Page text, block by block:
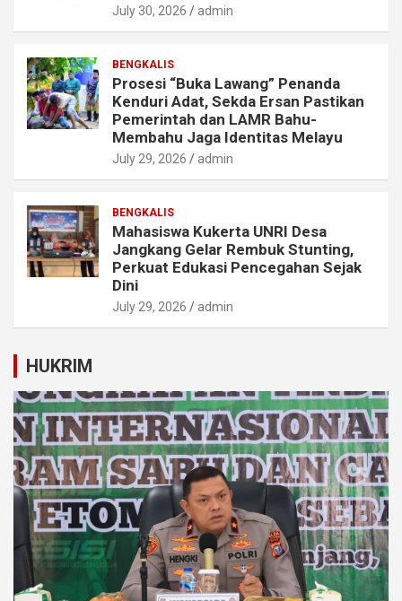
July 30, 2026 admin
BENGKALIS
Prosesi “Buka Lawang” Penanda
Kenduri Adat, Sekda Ersan Pastikan
Pemerintah dan LAMR Bahu-
Membahu Jaga Identitas Melayu
July 29, 2026 admin
BENGKALIS
Mahasiswa Kukerta UNRI Desa
Jangkang Gelar Rembuk Stunting,
Perkuat Edukasi Pencegahan Sejak
Dini
July 29, 2026 admin
HUKRIM